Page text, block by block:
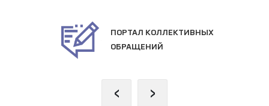
ПОРТАЛ КОЛЛЕКТИВНЫХ
ОБРАЩЕНИЙ
‹ ›